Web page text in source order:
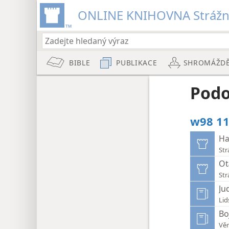
ONLINE KNIHOVNA
BIBLE PUBLIKACE
w98